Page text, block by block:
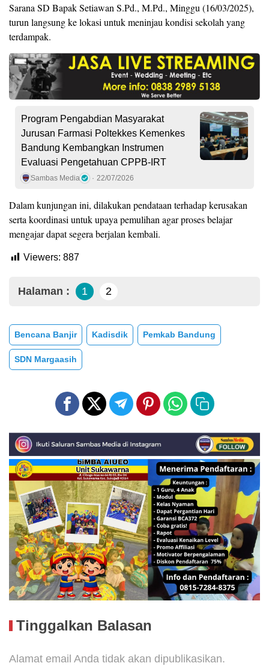
Sarana SD Bapak Setiawan S.Pd., M.Pd., Minggu (16/03/2025),
turun langsung ke lokasi untuk meninjau kondisi sekolah yang
terdampak.
Program Pengabdian Masyarakat
Jurusan Farmasi Poltekkes Kemenkes
Bandung Kembangkan Instrumen
Evaluasi Pengetahuan CPPB-IRT
Sambas Media 22/07/2026
Dalam kunjungan ini, dilakukan pendataan terhadap kerusakan
serta koordinasi untuk upaya pemulihan agar proses belajar
mengajar dapat segera berjalan kembali.
Viewers: 887
Halaman : 1 2
Bencana Banjir Kadisdik Pemkab Bandung
SDN Margaasih
Tinggalkan Balasan
Alamat email Anda tidak akan dipublikasikan.